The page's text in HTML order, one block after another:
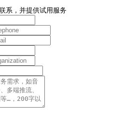
系，并提供试用服务